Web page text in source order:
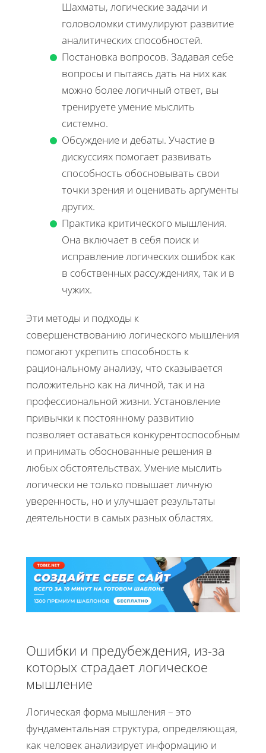
Шахматы, логические задачи и
головоломки стимулируют развитие
аналитических способностей.
Постановка вопросов. Задавая себе
вопросы и пытаясь дать на них как
можно более логичный ответ, вы
тренируете умение мыслить
системно.
Обсуждение и дебаты. Участие в
дискуссиях помогает развивать
способность обосновывать свои
точки зрения и оценивать аргументы
других.
Практика критического мышления.
Она включает в себя поиск и
исправление логических ошибок как
в собственных рассуждениях, так и в
чужих.
Эти методы и подходы к
совершенствованию логического мышления
помогают укрепить способность к
рациональному анализу, что сказывается
положительно как на личной, так и на
профессиональной жизни. Установление
привычки к постоянному развитию
позволяет оставаться конкурентоспособным
и принимать обоснованные решения в
любых обстоятельствах. Умение мыслить
логически не только повышает личную
уверенность, но и улучшает результаты
деятельности в самых разных областях.
Ошибки и предубеждения, из-за
которых страдает логическое
мышление
Логическая форма мышления – это
фундаментальная структура, определяющая,
как человек анализирует информацию и